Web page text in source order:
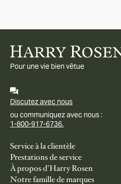
Pour une vie bien vêtue
Discutez avec nous
ou communiquez avec nous :
1-800-917-6736.
Service à la clientèle
Prestations de service
À propos d'Harry Rosen
Notre famille de marques